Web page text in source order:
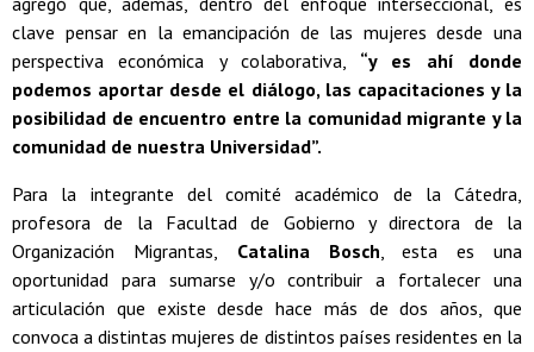
clave pensar en la emancipación de las mujeres desde una
perspectiva económica y colaborativa, “y es ahí donde
podemos aportar desde el diálogo, las capacitaciones y la
posibilidad de encuentro entre la comunidad migrante y la
comunidad de nuestra Universidad”.
Para la integrante del comité académico de la Cátedra,
profesora de la Facultad de Gobierno y directora de la
Organización Migrantas, Catalina Bosch, esta es una
oportunidad para sumarse y/o contribuir a fortalecer una
articulación que existe desde hace más de dos años, que
convoca a distintas mujeres de distintos países residentes en la